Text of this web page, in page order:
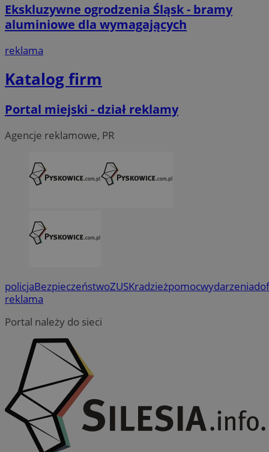
Ekskluzywne ogrodzenia Śląsk - bramy
aluminiowe dla wymagających
reklama
Katalog firm
Portal miejski - dział reklamy
Agencje reklamowe, PR
policjaBezpieczeństwoZUSKradzieżpomocwydarzenia
reklama
Portal należy do sieci